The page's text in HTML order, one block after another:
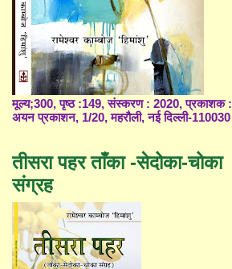
मूल्य;300, पृष्ठ :149, संस्करण : 2020, प्रकाशक :
अयन प्रकाशन, 1/20, महरौली, नई दिल्ली-110030
तीसरा पहर ताँका -सेदोका-चोका
संग्रह